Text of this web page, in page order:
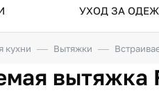
УХОД ЗА
кухни Вытяжки
вытяжка